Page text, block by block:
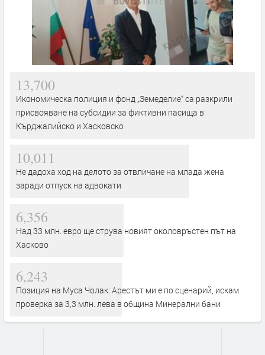
13,700
Икономическа полиция и фонд „Земеделие“ са разкрили
присвояване на субсидии за фиктивни пасища в
Кърджалийско и Хасковско
10,011
Не дадоха ход на делото за отвличане на млада жена
заради отпуск на адвокати
6,356
Над 33 млн. евро ще струва новият околовръстен път на
Хасково
6,243
Позиция на Муса Чолак: Арестът ми е по сценарий, искам
проверка за 3,3 млн. лева в община Минерални бани